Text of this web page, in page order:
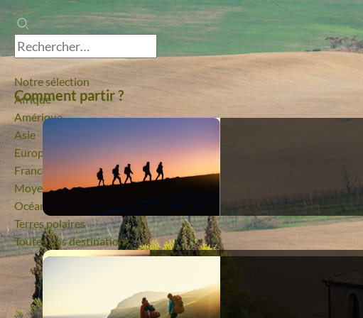
Notre sélection
Afrique
Amérique
Asie
Europe
France
Moyen-Orient
Océanie
Terres polaires
Toutes nos destinations
Comment partir ?